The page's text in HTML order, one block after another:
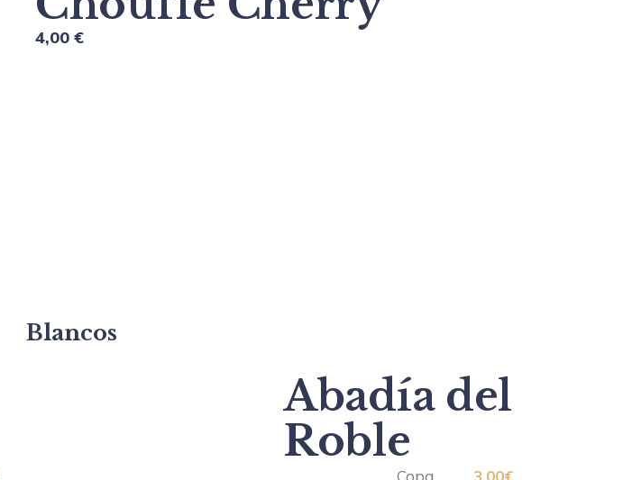
4,00 €
Blancos
Abadía del
Roble
Copa………… 3,00€